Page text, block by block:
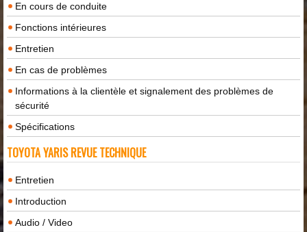
En cours de conduite
Fonctions intérieures
Entretien
En cas de problèmes
Informations à la clientèle et signalement des problèmes de
sécurité
Spécifications
TOYOTA YARIS REVUE TECHNIQUE
Entretien
Introduction
Audio / Video